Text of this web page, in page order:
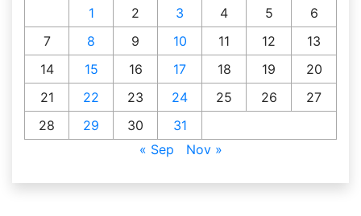
1
2 3 4 5
6
7
8 9 10 11 12
13
14
15 16 17 18 19
20
21
22 23 24 25 26
27
28
29 30
31
« Sep
Nov »